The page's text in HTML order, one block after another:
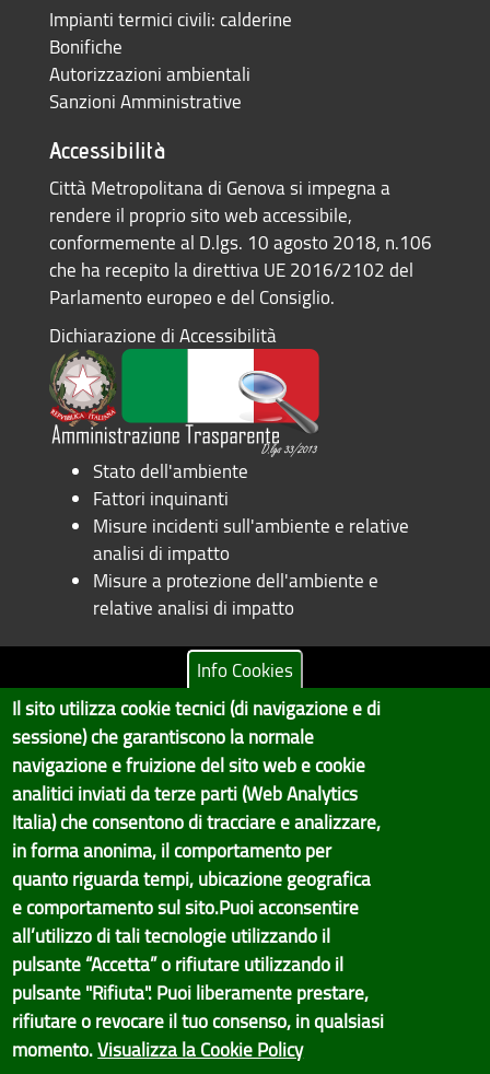
Impianti termici civili: calderine
Bonifiche
Autorizzazioni ambientali
Sanzioni Amministrative
Accessibilità
Città Metropolitana di Genova si impegna a
rendere il proprio sito web accessibile,
conformemente al D.lgs. 10 agosto 2018, n.106
che ha recepito la direttiva UE 2016/2102 del
Parlamento europeo e del Consiglio.
Dichiarazione di Accessibilità
Stato dell'ambiente
Fattori inquinanti
Misure incidenti sull'ambiente e relative
analisi di impatto
Misure a protezione dell'ambiente e
relative analisi di impatto
Copyright © 2017 Città metropolitana di Genova | CF:
80007350103
Il Portale è gestito dal Servizio Sistemi Informativi e Sviluppo Economico,
GenovaMetropoli
Tecnologie e Accessibilità
Contatti per il sito Web
Info Cookies
Il sito utilizza cookie tecnici (di navigazione e di
sessione) che garantiscono la normale
navigazione e fruizione del sito web e cookie
analitici inviati da terze parti (Web Analytics
Italia) che consentono di tracciare e analizzare,
in forma anonima, il comportamento per
quanto riguarda tempi, ubicazione geografica
e comportamento sul sito.Puoi acconsentire
all’utilizzo di tali tecnologie utilizzando il
pulsante “Accetta” o rifiutare utilizzando il
pulsante "Rifiuta". Puoi liberamente prestare,
rifiutare o revocare il tuo consenso, in qualsiasi
momento.Visualizza la Cookie Policy